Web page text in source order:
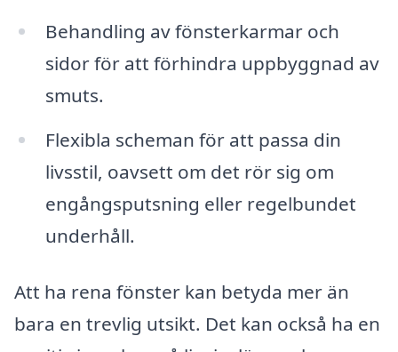
Behandling av fönsterkarmar och
sidor för att förhindra uppbyggnad av
smuts.
Flexibla scheman för att passa din
livsstil, oavsett om det rör sig om
engångsputsning eller regelbundet
underhåll.
Att ha rena fönster kan betyda mer än
bara en trevlig utsikt. Det kan också ha en